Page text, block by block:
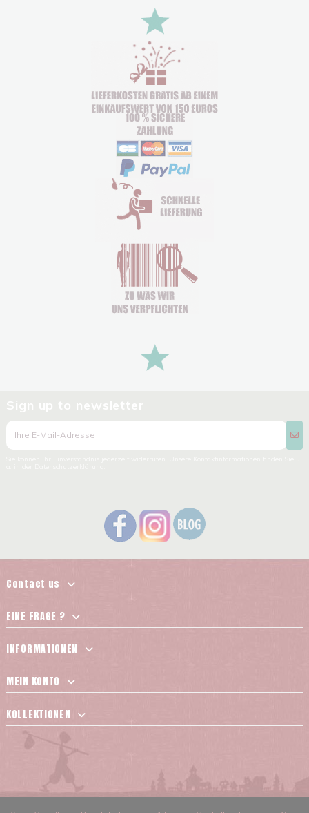
Contact us
EINE FRAGE ?
INFORMATIONEN
MEIN KONTO
KOLLEKTIONEN